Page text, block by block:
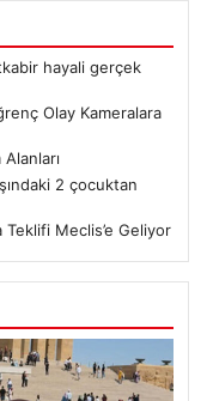
hayali gerçek
Olay Kameralara
2 çocuktan
Meclis’e Geliyor